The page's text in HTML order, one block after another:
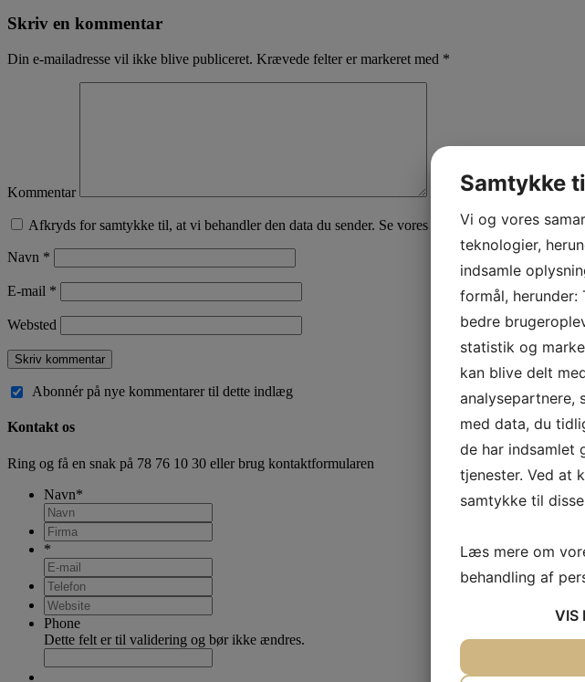
Skriv en kommentar
Din e-mailadresse vil ikke blive publiceret. Krævede felter er markeret med *
Kommentar
Afkryds for samtykke til, at vi behandler den data du sender. Se vores privatlivspolitikher.
Navn *
E-mail *
Websted
Abonnér på nye kommentarer til dette indlæg
Kontakt os
Ring og få en snak på 78 76 10 30 eller brug kontaktformularen
Navn*
*
Phone
Dette felt er til validering og bør ikke ændres.
Samtykke
Vi og vores
teknologier,
indsamle
formål, herunder:
bedre
statistik og
kan blive delt
analysepartnere,
med data, du
de har indsamlet
tjenester. Ved at
samtykke til
Læs mere om
behandling af
VIS